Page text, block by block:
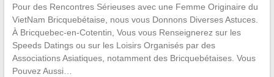
Pour des Rencontres Sérieuses avec une Femme Originaire du
VietNam Bricquebétaise, nous vous Donnons Diverses Astuces.
À Bricquebec-en-Cotentin, Vous vous Renseignerez sur les
Speeds Datings ou sur les Loisirs Organisés par des
Associations Asiatiques, notamment des Bricquebétaises. Vous
Pouvez Aussi…